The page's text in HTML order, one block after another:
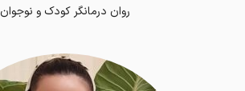
روان درمانگر کودک و نوجوان